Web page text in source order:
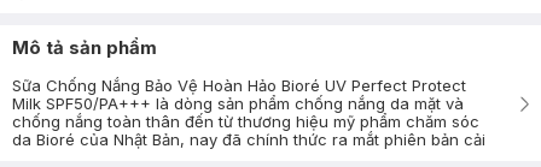
Mô tả sản phẩm
Sữa Chống Nắng Bảo Vệ Hoàn Hảo Bioré UV Perfect Protect
Milk SPF50/PA+++ là dòng sản phẩm chống nắng da mặt và
chống nắng toàn thân đến từ thương hiệu mỹ phẩm chăm sóc
da Bioré của Nhật Bản, nay đã chính thức ra mắt phiên bản cải